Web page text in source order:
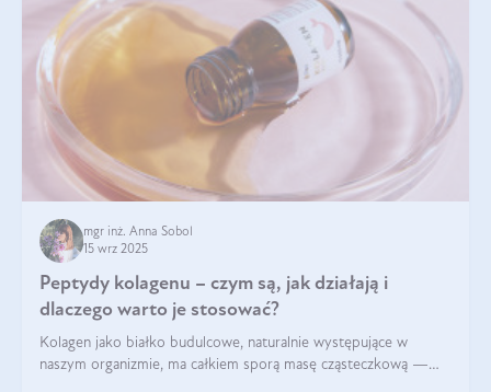
mgr inż. Anna Sobol
15 wrz 2025
Peptydy kolagenu – czym są, jak działają i
dlaczego warto je stosować?
Kolagen jako białko budulcowe, naturalnie występujące w
naszym organizmie, ma całkiem sporą masę cząsteczkową —